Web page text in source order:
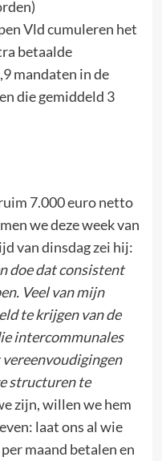
Vld cumuleren het
betaalde
mandaten in de
die gemiddeld 3
7.000 euro netto
we deze week van
van dinsdag zei hij:
doe dat consistent
Veel van mijn
te krijgen van de
intercommunales
structuren te
zijn, willen we hem
laat ons al wie
maand betalen en